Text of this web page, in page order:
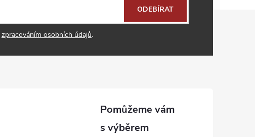
zpracováním osobních údajů.
ODEBÍRAT